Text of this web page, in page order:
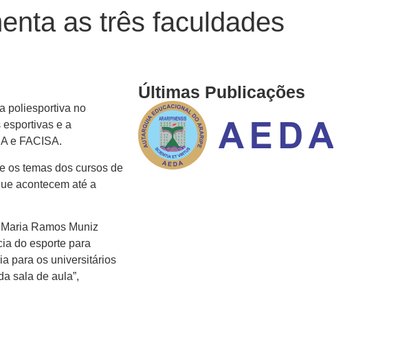
as três faculdades
poliesportiva no
e a
e FACISA.
os temas dos cursos de
acontecem até a
Ramos Muniz
do esporte para
para os universitários
sala de aula”,
Últimas Publicações